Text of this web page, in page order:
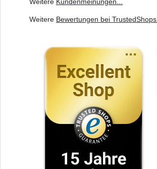
Weitere Bewertungen bei TrustedShops